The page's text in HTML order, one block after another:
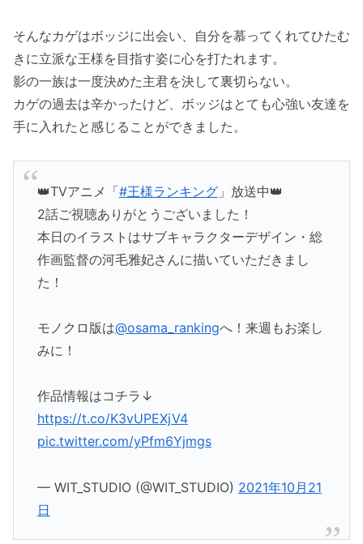
そんなカゲはボッジに出会い、自分を慕ってくれてひたむ
きに立派な王様を目指す姿に心を打たれます。
影の一族は一度決めた主君を決して裏切らない。
カゲの過去は辛かったけど、ボッジはとても心強い友達を
手に入れたと感じることができました。
👑TVアニメ「#王様ランキング」放送中👑
2話ご視聴ありがとうございました！
本日のイラストはサブキャラクターデザイン・総
作画監督の河毛雅妃さんに描いていただきまし
た！
モノクロ版は@osama_rankingへ！来週もお楽し
みに！
作品情報はコチラ↓
https://t.co/K3vUPEXjV4
pic.twitter.com/yPfm6Yjmgs
— WIT_STUDIO (@WIT_STUDIO) 2021年10月21
日